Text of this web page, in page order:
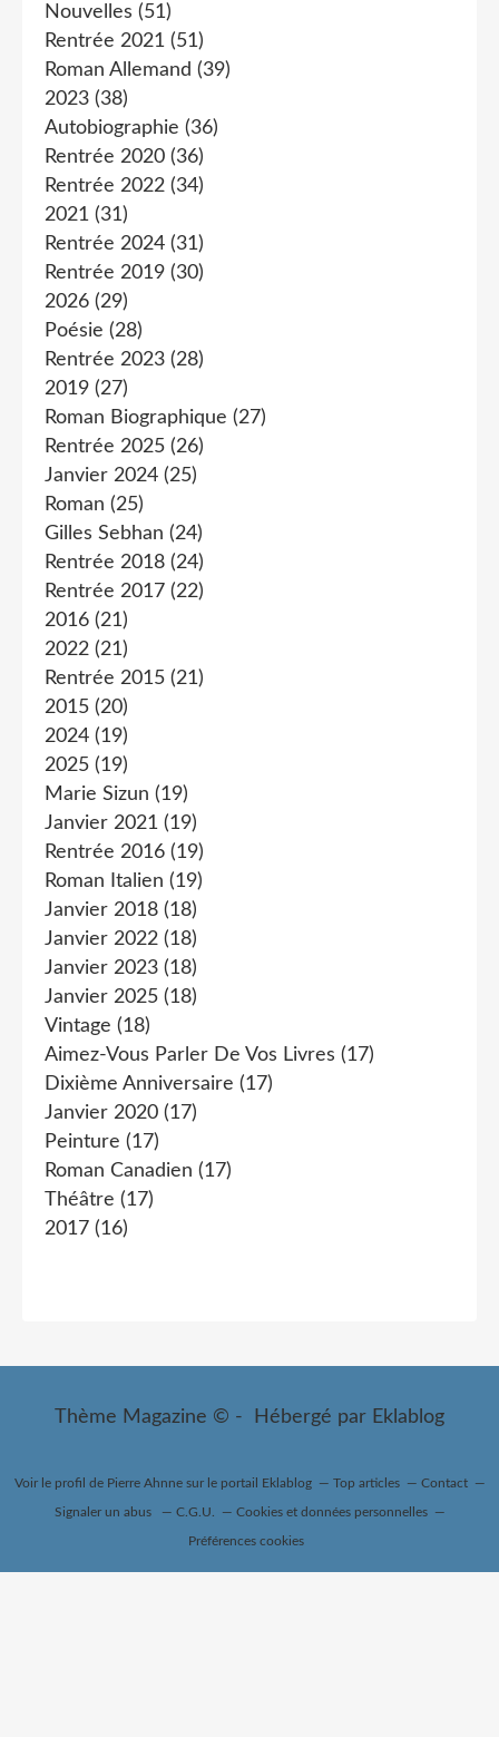
Nouvelles (51)
Rentrée 2021 (51)
Roman Allemand (39)
2023 (38)
Autobiographie (36)
Rentrée 2020 (36)
Rentrée 2022 (34)
2021 (31)
Rentrée 2024 (31)
Rentrée 2019 (30)
2026 (29)
Poésie (28)
Rentrée 2023 (28)
2019 (27)
Roman Biographique (27)
Rentrée 2025 (26)
Janvier 2024 (25)
Roman (25)
Gilles Sebhan (24)
Rentrée 2018 (24)
Rentrée 2017 (22)
2016 (21)
2022 (21)
Rentrée 2015 (21)
2015 (20)
2024 (19)
2025 (19)
Marie Sizun (19)
Janvier 2021 (19)
Rentrée 2016 (19)
Roman Italien (19)
Janvier 2018 (18)
Janvier 2022 (18)
Janvier 2023 (18)
Janvier 2025 (18)
Vintage (18)
Aimez-Vous Parler De Vos Livres (17)
Dixième Anniversaire (17)
Janvier 2020 (17)
Peinture (17)
Roman Canadien (17)
Théâtre (17)
2017 (16)
Thème Magazine © - Hébergé par Eklablog
Voir le profil de Pierre Ahnnesur le portail Eklablog Top articles Contact
Signaler un abus C.G.U. Cookies et données personnelles
Préférences cookies